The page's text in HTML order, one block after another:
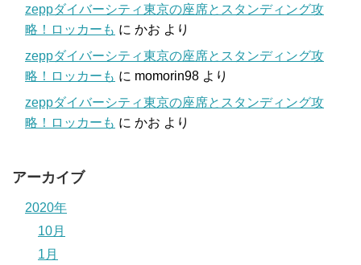
zeppダイバーシティ東京の座席とスタンディング攻
略！ロッカーも に かお より
zeppダイバーシティ東京の座席とスタンディング攻
略！ロッカーも に momorin98 より
zeppダイバーシティ東京の座席とスタンディング攻
略！ロッカーも に かお より
アーカイブ
2020年
10月
1月